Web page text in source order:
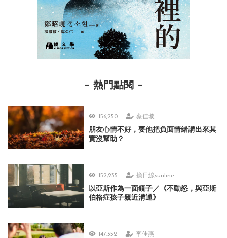
熱門點閱
156,250 蔡佳璇
朋友心情不好，要他把負面情緒講出來其
實沒幫助？
152,235 換日線sunline
以亞斯作為一面鏡子／《不動怒，與亞斯
伯格症孩子親近溝通》
147,352 李佳燕